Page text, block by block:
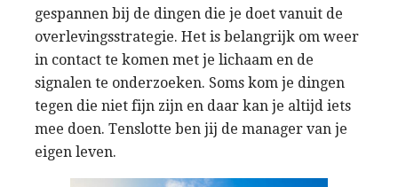
gespannen bij de dingen die je doet vanuit de
overlevingsstrategie. Het is belangrijk om weer
in contact te komen met je lichaam en de
signalen te onderzoeken. Soms kom je dingen
tegen die niet fijn zijn en daar kan je altijd iets
mee doen. Tenslotte ben jij de manager van je
eigen leven.